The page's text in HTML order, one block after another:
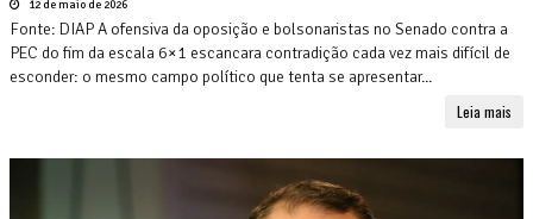
12 de maio de 2026
Fonte: DIAP A ofensiva da oposição e bolsonaristas no Senado contra a
PEC do fim da escala 6×1 escancara contradição cada vez mais difícil de
esconder: o mesmo campo político que tenta se apresentar...
Leia mais